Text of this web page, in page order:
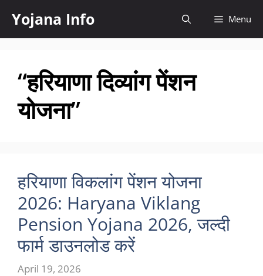
content
Yojana Info Menu
“हरियाणा दिव्यांग पेंशन
योजना”
हरियाणा विकलांग पेंशन योजना
2026: Haryana Viklang
Pension Yojana 2026, जल्दी
फार्म डाउनलोड करें
April 19, 2026